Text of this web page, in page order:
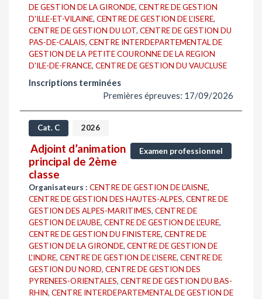
DE GESTION DE LA GIRONDE, CENTRE DE GESTION
D'ILLE-ET-VILAINE, CENTRE DE GESTION DE L'ISERE,
CENTRE DE GESTION DU LOT, CENTRE DE GESTION DU
PAS-DE-CALAIS, CENTRE INTERDEPARTEMENTAL DE
GESTION DE LA PETITE COURONNE DE LA REGION
D'ILE-DE-FRANCE, CENTRE DE GESTION DU VAUCLUSE
Inscriptions terminées
Premières épreuves: 17/09/2026
Cat. C 2026
Examen professionnel
Adjoint d’animation
principal de 2ème
classe
Organisateurs : CENTRE DE GESTION DE L'AISNE,
CENTRE DE GESTION DES HAUTES-ALPES, CENTRE DE
GESTION DES ALPES-MARITIMES, CENTRE DE
GESTION DE L'AUBE, CENTRE DE GESTION DE L'EURE,
CENTRE DE GESTION DU FINISTERE, CENTRE DE
GESTION DE LA GIRONDE, CENTRE DE GESTION DE
L'INDRE, CENTRE DE GESTION DE L'ISERE, CENTRE DE
GESTION DU NORD, CENTRE DE GESTION DES
PYRENEES-ORIENTALES, CENTRE DE GESTION DU BAS-
RHIN, CENTRE INTERDEPARTEMENTAL DE GESTION DE